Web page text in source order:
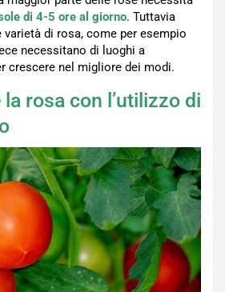
di 4-5 ore al giorno. Tuttavia
di rosa, come per esempio
necessitano di luoghi a
crescere nel migliore dei modi.
rosa con l’utilizzo di